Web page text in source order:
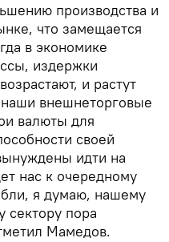
производства и
что замещается
в экономике
издержки
и растут
внешнеторговые
валюты для
своей
идти на
нас к очередному
я думаю, нашему
сектору пора
Мамедов.